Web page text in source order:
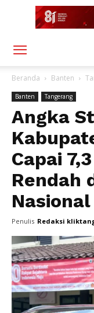
Beranda Banten
Banten Tangerang
Angka
Capai
Rendah
Nasional
Penulis Redaksi